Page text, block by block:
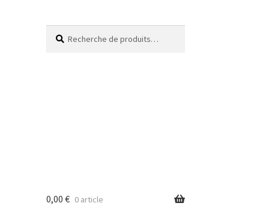
0,00 € 0 article